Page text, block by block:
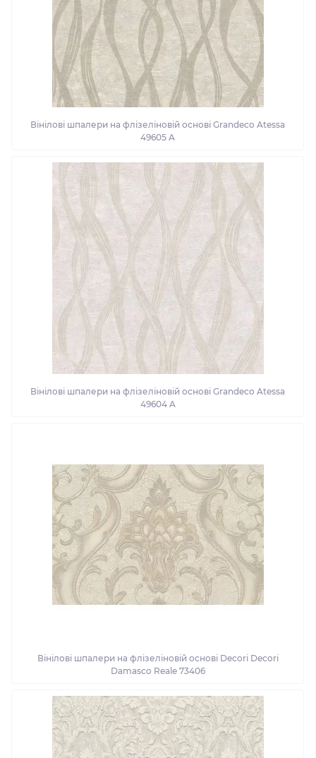
Вінілові шпалери на флізеліновій основі Grandeco Atessa
49605 A
Вінілові шпалери на флізеліновій основі Grandeco Atessa
49604 A
Вінілові шпалери на флізеліновій основі Decori Decori
Damasco Reale 73406